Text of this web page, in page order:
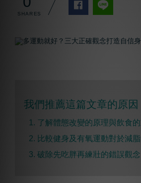
我們推薦這篇文章的原因
1. 了解體態改變的原理與飲食
2. 比較健身及有氧運動對於減
3. 破除先吃胖再練壯的錯誤觀念